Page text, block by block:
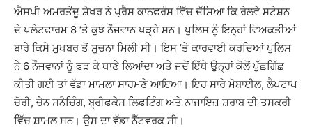
ਐਸਪੀ ਅਮਰਤੇਂਦੂ ਸ਼ੇਖਰ ਨੇ ਪ੍ਰੈਸ ਕਾਨਫਰੰਸ ਵਿੱਚ ਦੱਸਿਆ ਕਿ ਰੇਲਵੇ ਸਟੇਸ਼ਨ
ਦੇ ਪਲੇਟਫਾਰਮ 8 ‘ਤੇ ਕੁਝ ਨੌਜਵਾਨ ਖੜ੍ਹੇ ਸਨ। ਪੁਲਿਸ ਨੂੰ ਇਨ੍ਹਾਂ ਵਿਅਕਤੀਆਂ
ਬਾਰੇ ਕਿਸੇ ਮੁਖਬਰ ਤੋਂ ਸੂਚਨਾ ਮਿਲੀ ਸੀ। ਇਸ ’ਤੇ ਕਾਰਵਾਈ ਕਰਦਿਆਂ ਪੁਲਿਸ
ਨੇ 6 ਨੌਜਵਾਨਾਂ ਨੂੰ ਫੜ ਕੇ ਥਾਣੇ ਲਿਆਂਦਾ ਅਤੇ ਜਦੋਂ ਇੱਥੇ ਉਨ੍ਹਾਂ ਕੋਲੋਂ ਪੁੱਛਗਿੱਛ
ਕੀਤੀ ਗਈ ਤਾਂ ਵੱਡਾ ਮਾਮਲਾ ਸਾਹਮਣੇ ਆਇਆ। ਇਹ ਸਾਰੇ ਮੋਬਾਈਲ, ਲੈਪਟਾਪ
ਚੋਰੀ, ਚੇਨ ਸਨੈਚਿੰਗ, ਬ੍ਰੀਫਕੇਸ ਲਿਫਟਿੰਗ ਅਤੇ ਨਾਜਾਇਜ਼ ਸ਼ਰਾਬ ਦੀ ਤਸਕਰੀ
ਵਿੱਚ ਸ਼ਾਮਲ ਸਨ। ਉਸ ਦਾ ਵੱਡਾ ਨੈੱਟਵਰਕ ਸੀ।